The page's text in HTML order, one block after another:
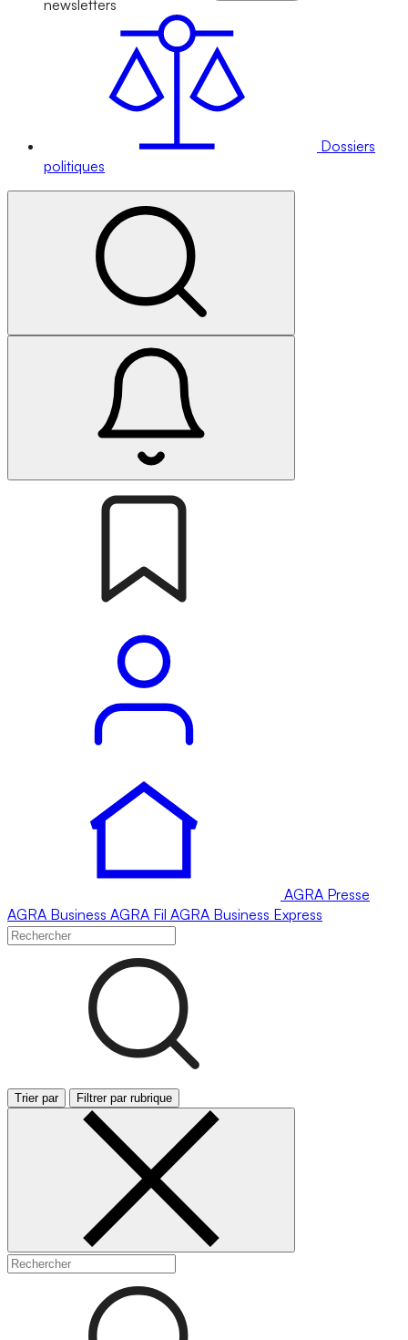
newsletters
Dossiers
politiques
AGRA Presse
AGRA Business AGRA Fil AGRA Business Express
Trier par Filtrer par rubrique